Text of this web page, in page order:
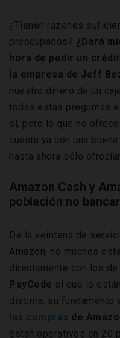
¿Tienen razones
preocupados? ¿Dará
hora de pedir un
la empresa de Jeff
nuestro dinero de un
todas estas preguntas
sí, pero lo que no
cuenta ya con una
hasta ahora sólo
Amazon Cash y
población no
De la veintena de
Amazon, no muchos
directamente con los
PayCode sí que lo
distinta, su fundamento
las compras de
están operativos en 20